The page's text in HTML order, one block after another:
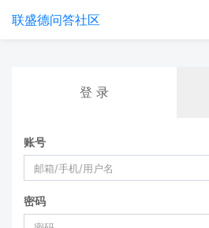
联盛德问答社区
登 录
账号
密码